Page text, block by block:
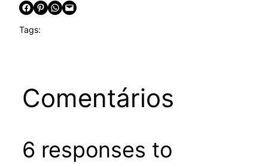
Share on Facebook Share on Pinterest Share on WhatsApp Email this Page
Tags:
Comentários
6 responses to